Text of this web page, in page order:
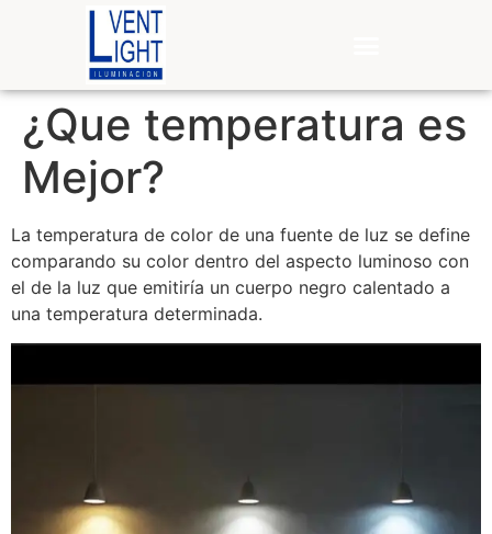
¿Que temperatura es
Mejor?
La temperatura de color de una fuente de luz se define
comparando su color dentro del aspecto luminoso con
el de la luz que emitiría un cuerpo negro calentado a
una temperatura determinada.